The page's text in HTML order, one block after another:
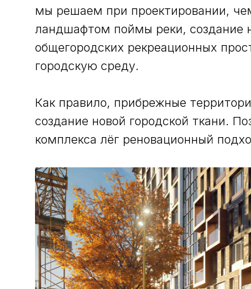
мы решаем при проектировании,
ландшафтом поймы реки, создание
общегородских рекреационных
городскую среду.
Как правило, прибрежные
создание новой городской ткани.
комплекса лёг реновационный